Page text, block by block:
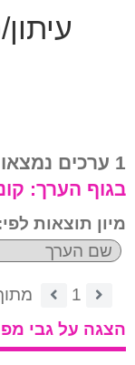
1 ערכים נמצאו בהקשר לנושא:
בגוף הערך:
מיון תוצאות
1 מתוך
הצגה על גבי